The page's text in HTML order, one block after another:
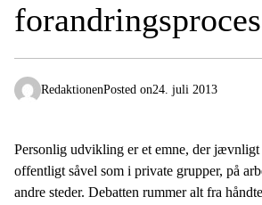
RedaktionenPosted on24. juli 2013
Personlig udvikling er et emne, der jævnligt
offentligt såvel som i private grupper, på
andre steder. Debatten rummer alt fra